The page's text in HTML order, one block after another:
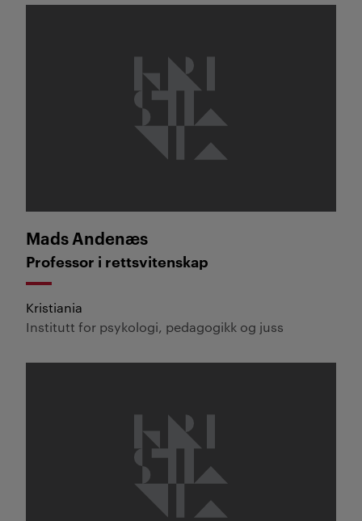
Mads Andenæs
Professor i rettsvitenskap
Kristiania
Institutt for psykologi, pedagogikk og juss